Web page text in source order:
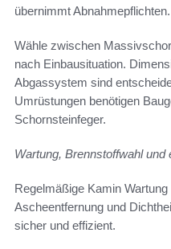
übernimmt Abnahmepflichten.
Wähle zwischen
nach Einbausituation.
Abgassystem sind
Umrüstungen benötigen
Schornsteinfeger.
Wartung, Brennstoffwahl und
Regelmäßige Kamin
Ascheentfernung und
sicher und effizient.